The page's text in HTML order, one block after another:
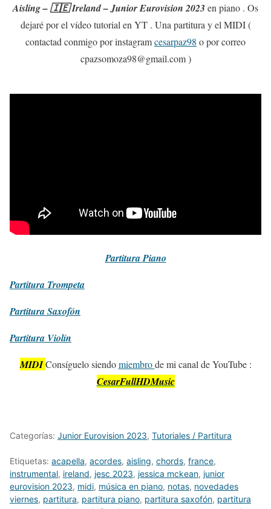
Aisling – 🇮🇪 Ireland – Junior Eurovision 2023 en piano . Os
dejaré por el vídeo tutorial en YT . Una partitura y el MIDI (
contactad conmigo por instagramcesarpaz98 o por correo
cpazsomoza98@gmail.com )
PartituraPiano
Partitura Trompeta
PartituraSaxofón
Partitura Violín
MIDI Consíguelo siendomiembrode mi canal de YouTube :
CesarFullHDMusic
Categorías: Junior Eurovision 2023, Tutoriales / Partitura
Etiquetas: acapella, acordes, aisling, chords, france,
instrumental, ireland, jesc 2023, jessica mckean, junior
eurovision 2023, midi, música en piano, notas, novedades
viernes, partitura, partitura piano, partitura saxofón, partitura